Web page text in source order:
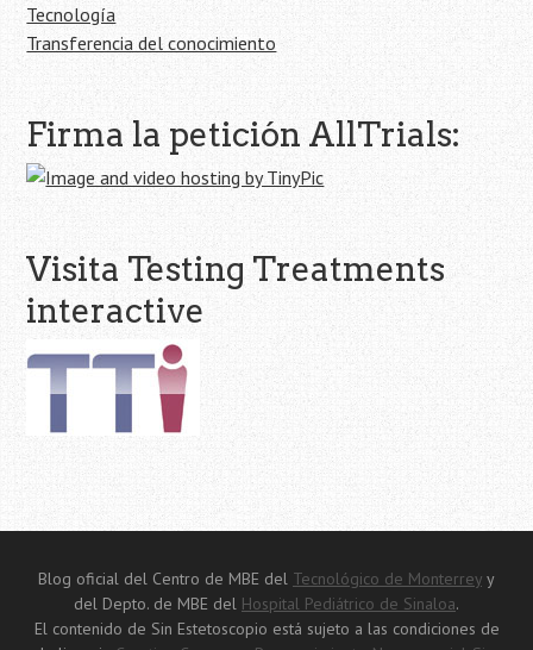
Tecnología
Transferencia del conocimiento
Firma la petición AllTrials:
Visita Testing Treatments
interactive
Blog oficial del Centro de MBE del Tecnológico de Monterrey y
del Depto. de MBE del Hospital Pediátrico de Sinaloa.
El contenido de Sin Estetoscopio está sujeto a las condiciones de